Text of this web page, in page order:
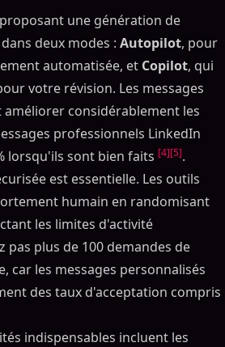
une génération de
deux modes : Autopilot, pour
automatisée, et Copilot, qui
votre révision. Les messages
considérablement les
professionnels LinkedIn
lorsqu'ils sont bien faits [4][5].
est essentielle. Les outils
humain en randomisant
les limites d'activité
pas plus de 100 demandes de
car les messages personnalisés
des taux d'acceptation compris
indispensables incluent les